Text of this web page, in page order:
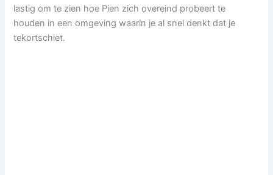
lastig om te zien hoe Pien zich overeind probeert te
houden in een omgeving waarin je al snel denkt dat je
tekortschiet.